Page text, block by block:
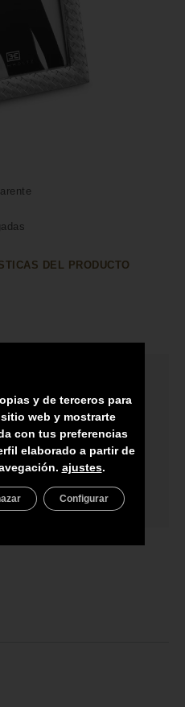
DEL PRODUCTO
PERSONAL
NO INCLUYE
y de terceros para
web y mostrarte
con tus preferencias
elaborado a partir de
ajustes.
Configurar